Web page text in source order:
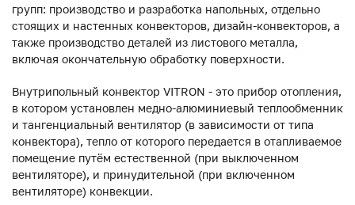
групп: производство и разработка напольных, отдельно
стоящих и настенных конвекторов, дизайн-конвекторов, а
также производство деталей из листового металла,
включая окончательную обработку поверхности.
Внутрипольный конвектор VITRON - это прибор отопления,
в котором установлен медно-алюминиевый теплообменник
и тангенциальный вентилятор (в зависимости от типа
конвектора), тепло от которого передается в отапливаемое
помещение путём естественной (при выключенном
вентиляторе), и принудительной (при включенном
вентиляторе) конвекции.